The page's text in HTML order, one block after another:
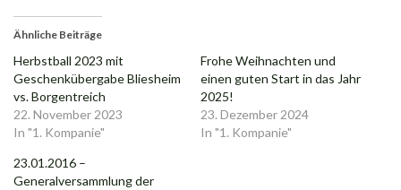
Ähnliche Beiträge
Herbstball 2023 mit
Geschenkübergabe Bliesheim
vs. Borgentreich
22. November 2023
In "1. Kompanie"
Frohe Weihnachten und
einen guten Start in das Jahr
2025!
23. Dezember 2024
In "1. Kompanie"
23.01.2016 –
Generalversammlung der